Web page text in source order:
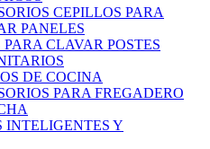
CEPILLOS PARA
PANELES
CLAVAR POSTES
DE COCINA
PARA FREGADERO
INTELIGENTES Y